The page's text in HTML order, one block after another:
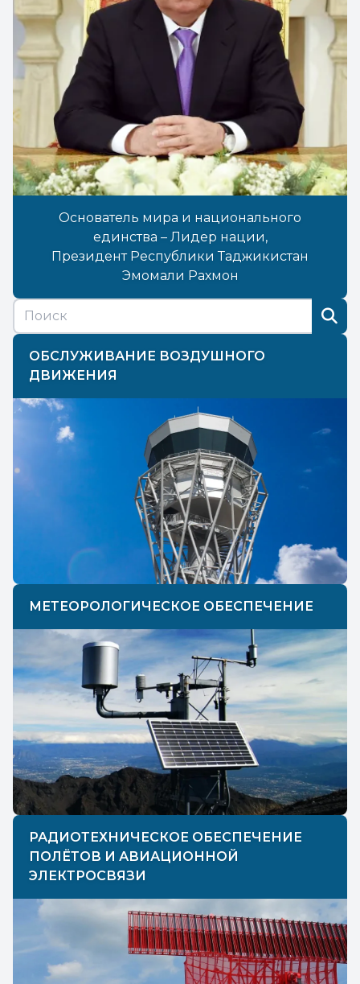
Основатель мира и национального
единства – Лидер нации,
Президент Республики Таджикистан
Эмомали Рахмон
ОБСЛУЖИВАНИЕ ВОЗДУШНОГО
ДВИЖЕНИЯ
МЕТЕОРОЛОГИЧЕСКОЕ ОБЕСПЕЧЕНИЕ
РАДИОТЕХНИЧЕСКОЕ ОБЕСПЕЧЕНИЕ
ПОЛЁТОВ И АВИАЦИОННОЙ
ЭЛЕКТРОСВЯЗИ